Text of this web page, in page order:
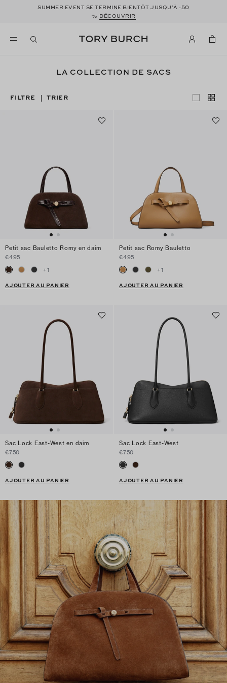
SUMMER EVENT SE TERMINE BIENTÔT JUSQU’À -50
% DÉCOUVRIR
LA COLLECTION DE SACS
FILTRE | TRIER
Petit sac Bauletto Romy en daim
€495
+1
AJOUTER AU PANIER
Petit sac Romy Bauletto
€495
+1
AJOUTER AU PANIER
Sac Lock East-West en daim
€750
AJOUTER AU PANIER
Sac Lock East-West
€750
AJOUTER AU PANIER